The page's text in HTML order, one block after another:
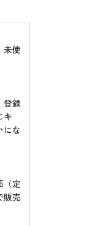
未使
登録
キ
にな
（定
販売